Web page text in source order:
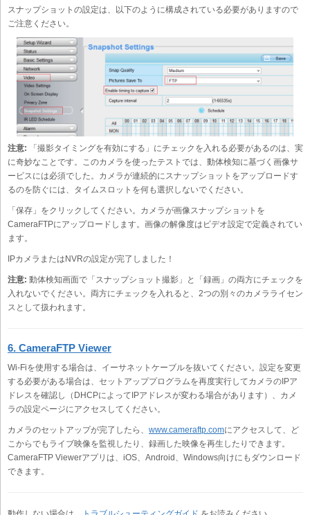
スナップショットの設定は、以下のように構成されている必要がありますので
ご注意ください。
注意: 「撮影タイミングを有効にする」にチェックを入れる必要があるのは、実
に奇妙なことです。このカメラを使ったテストでは、動体検知に基づく画像サ
ービスには必須でした。カメラが連続的にスナップショットをアップロードす
るのを防ぐには、タイムスロットを何も選択しないでください。
「保存」をクリックしてください。カメラが画像スナップショットを
CameraFTPにアップロードします。画像の解像度はビデオ設定で定義されてい
ます。
IPカメラまたはNVRの設定が完了しました！
注意: 動体検知画面で「スナップショット撮影」と「録画」の両方にチェックを
入れないでください。両方にチェックを入れると、2つの別々のカメラライセン
スとして扱われます。
6. CameraFTP Viewer
Wi-Fiを使用する場合は、イーサネットケーブルを抜いてください。設定を変更
する必要がある場合は、セットアッププログラムを再度実行してカメラのIPア
ドレスを確認し（DHCPによってIPアドレスが変わる場合があります）、カメ
ラの設定ページにアクセスしてください。
カメラのセットアップが完了したら、 www.cameraftp.comにアクセスして、ど
こからでもライブ映像を監視したり、録画した映像を再生したりできます。
CameraFTP Viewerアプリは、iOS、Android、Windows向けにもダウンロード
できます。